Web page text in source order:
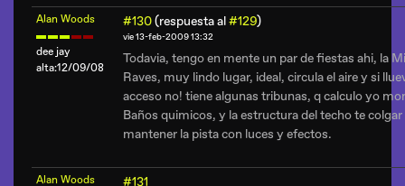
Alan Woods
dee jay
alta:12/09/08
#130(respuesta al#129)
vie 13-feb-2009 13:32
Todavia, tengo en mente un par de fiestas ahi, la
Raves, muy lindo lugar, ideal, circula el aire y si
acceso no! tiene algunas tribunas, q calculo yo
Baños quimicos, y la estructura del techo te
mantener la pista con luces y efectos.
Alan Woods #131